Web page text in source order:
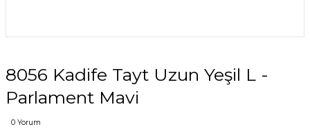
8056 Kadife Tayt Uzun Yeşil L -
Parlament Mavi
0 Yorum